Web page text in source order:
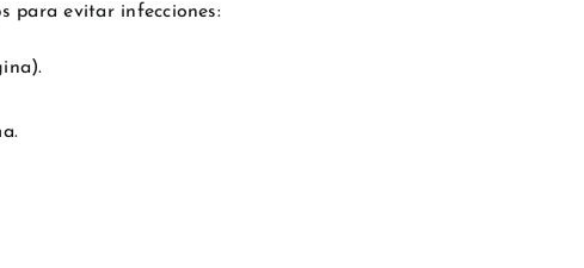
para evitar infecciones: